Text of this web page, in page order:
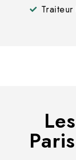
Traiteur